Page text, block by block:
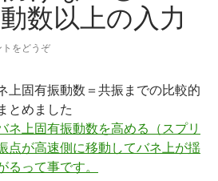
数以上の入力
トをどうぞ
上固有振動数＝共振までの比較的
とめました
ネ上固有振動数を高める（スプリ
点が高速側に移動してバネ上が揺
るって事です。